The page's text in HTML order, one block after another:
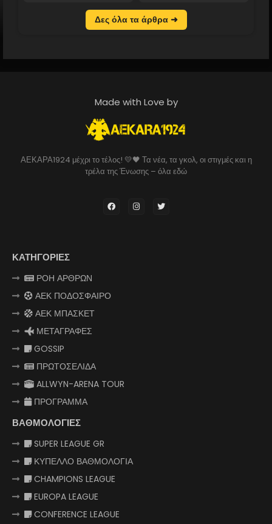
Δες όλα τα άρθρα ➜
Made with Love by
ΑΕΚΑΡΑ1924 μέχρι το τέλος! 💛🖤 Τα νέα, τα γκολ, οι στιγμές και η
τρέλα της Ένωσης – όλα εδώ
ΚΑΤΗΓΟΡΙΕΣ
ΡΟΗ ΑΡΘΡΩΝ
ΑΕΚ ΠΟΔΟΣΦΑΙΡΟ
ΑΕΚ ΜΠΑΣΚΕΤ
ΜΕΤΑΓΡΑΦΕΣ
GOSSIP
ΠΡΩΤΟΣΕΛΙΔΑ
ALLWYN-ARENA TOUR
ΠΡΟΓΡΑΜΜΑ
ΒΑΘΜΟΛΟΓΙΕΣ
SUPER LEAGUE GR
ΚΥΠΕΛΛΟ ΒΑΘΜΟΛΟΓΙΑ
CHAMPIONS LEAGUE
EUROPA LEAGUE
CONFERENCE LEAGUE